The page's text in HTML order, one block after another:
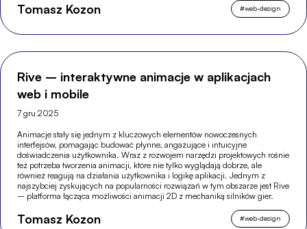
Tomasz Kozon #web-design
Rive – interaktywne animacje w aplikacjach
web i mobile
7 gru 2025
Animacje stały się jednym z kluczowych elementów nowoczesnych
interfejsów, pomagając budować płynne, angażujące i intuicyjne
doświadczenia użytkownika. Wraz z rozwojem narzędzi projektowych rośnie
też potrzeba tworzenia animacji, które nie tylko wyglądają dobrze, ale
również reagują na działania użytkownika i logikę aplikacji. Jednym z
najszybciej zyskujących na popularności rozwiązań w tym obszarze jest Rive
– platforma łącząca możliwości animacji 2D z mechaniką silników gier.
Tomasz Kozon #web-design